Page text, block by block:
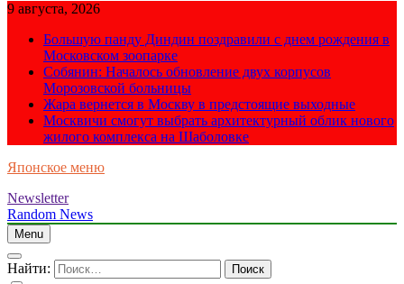
9 августа, 2026
Большую панду Диндин поздравили с днем рождения в
Московском зоопарке
Собянин: Началось обновление двух корпусов
Морозовской больницы
Жара вернется в Москву в предстоящие выходные
Москвичи смогут выбрать архитектурный облик нового
жилого комплекса на Шаболовке
Японское меню
Newsletter
Random News
Menu
Найти: